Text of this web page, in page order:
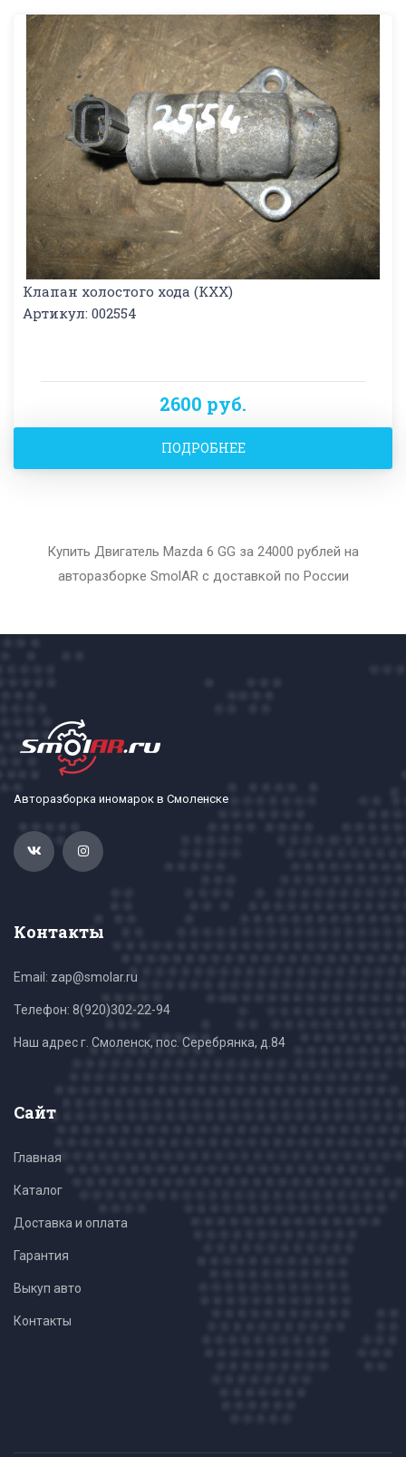
Клапан холостого хода (КХХ)
Артикул: 002554
2600 руб.
ПОДРОБНЕЕ
Купить Двигатель Mazda 6 GG за 24000 рублей на
авторазборке SmolAR с доставкой по России
Авторазборка иномарок в Смоленске
Контакты
Email: zap@smolar.ru
Телефон: 8(920)302-22-94
Наш адрес г. Смоленск, пос. Серебрянка, д.84
Сайт
Главная
Каталог
Доставка и оплата
Гарантия
Выкуп авто
Контакты